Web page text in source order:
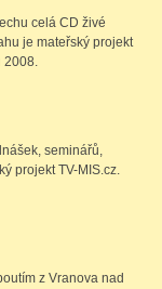
celá CD živé
je mateřský projekt
2008.
seminářů,
projekt TV-MIS.cz.
z Vranova nad